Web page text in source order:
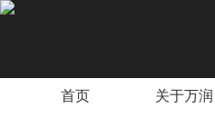
首页 关于万润